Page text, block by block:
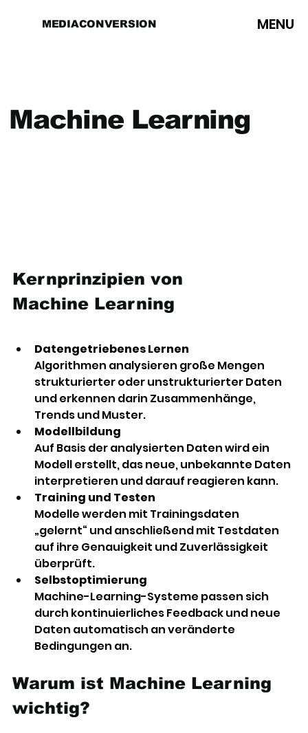
MEDIACONVERSION MENU
Kernprinzipien von
Machine Learning
Datengetriebenes Lernen
Algorithmen analysieren große Mengen
strukturierter oder unstrukturierter Daten
und erkennen darin Zusammenhänge,
Trends und Muster.
Modellbildung
Auf Basis der analysierten Daten wird ein
Modell erstellt, das neue, unbekannte Daten
interpretieren und darauf reagieren kann.
Training und Testen
Modelle werden mit Trainingsdaten
„gelernt“ und anschließend mit Testdaten
auf ihre Genauigkeit und Zuverlässigkeit
überprüft.
Selbstoptimierung
Machine-Learning-Systeme passen sich
durch kontinuierliches Feedback und neue
Daten automatisch an veränderte
Bedingungen an.
Warum ist Machine Learning
wichtig?
Machine Learning